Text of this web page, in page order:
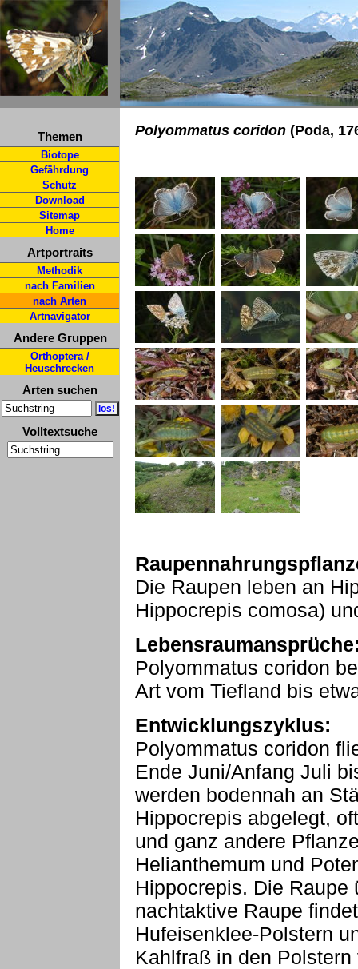
Themen
Biotope
Gefährdung
Schutz
Download
Sitemap
Home
Artportraits
Methodik
nach Familien
nach Arten
Artnavigator
Andere Gruppen
Orthoptera /
Heuschrecken
Arten suchen
Volltextsuche
Polyommatus coridon (Poda,
Die Raupen leben an
Hippocrepis comosa)
Polyommatus coridon
Art vom Tiefland bis
Entwicklungszyklus:
Polyommatus coridon
Ende Juni/Anfang Juli
werden bodennah an
Hippocrepis abgelegt,
und ganz andere
Helianthemum und
Hippocrepis. Die Raupe
nachtaktive Raupe
Hufeisenklee-Polstern
Kahlfraß in den